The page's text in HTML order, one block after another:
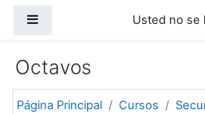
Usted no se
Octavos
Página Principal Cursos